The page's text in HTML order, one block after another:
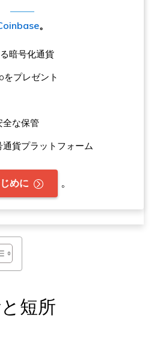
。
暗号化通貨
プレゼント
全な保管
貨プラットフォーム
めに 。
短所